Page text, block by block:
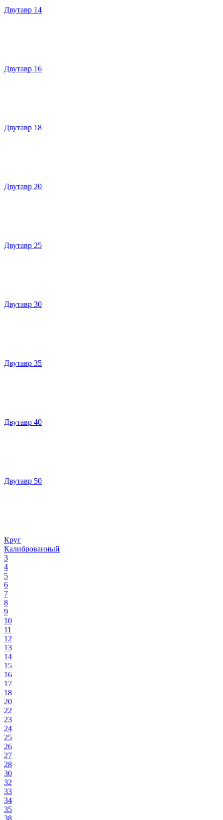
Двутавр 14
Двутавр 16
Двутавр 18
Двутавр 20
Двутавр 25
Двутавр 30
Двутавр 35
Двутавр 40
Двутавр 50
Круг
Калиброванный
3
4
5
6
7
8
9
10
11
12
13
14
15
16
17
18
20
22
23
24
25
26
27
28
30
32
33
34
35
38